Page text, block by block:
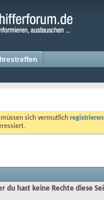
sich vermutlich registrieren
du hast keine Rechte diese